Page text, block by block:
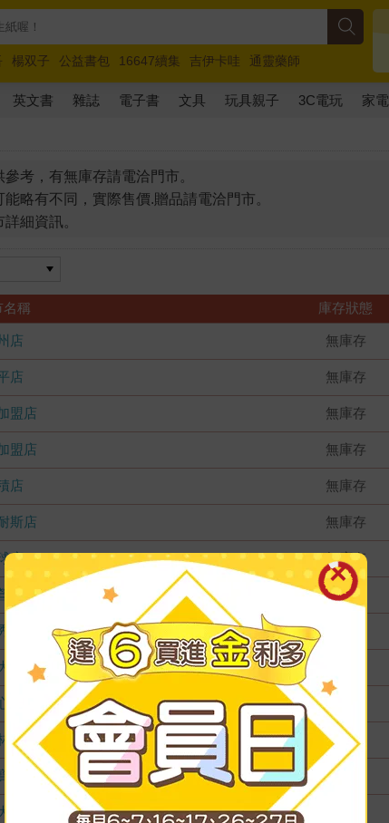
楊双子 公益書包 16647續集 吉伊卡哇
通靈藥師
攤新作 馬斯克 玩具總動員5 超慢跑
英文書 雜誌 電子書 文具 玩具親子 3C電玩 家電
考，有無庫存請電洽門市。
略有不同，實際售價.贈品請電洽門市。
細資訊。
名稱 庫存狀態
店 無庫存
店 無庫存
盟店 無庫存
盟店 無庫存
店 無庫存
斯店 無庫存
店 無庫存
店 無庫存
泰店
潤發
店
店 無庫存
店 無庫存
店